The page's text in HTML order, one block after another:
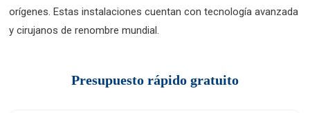
orígenes. Estas instalaciones cuentan con tecnología avanzada
y cirujanos de renombre mundial.
Presupuesto rápido gratuito